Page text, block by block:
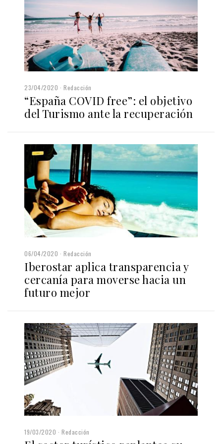
23/04/2020 Redacción
“España COVID free”: el objetivo
del Turismo ante la recuperación
06/04/2020 Redacción
Iberostar aplica transparencia y
cercanía para moverse hacia un
futuro mejor
19/03/2020 Redacción